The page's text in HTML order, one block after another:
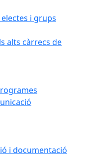
i grups
alts càrrecs de
i documentació